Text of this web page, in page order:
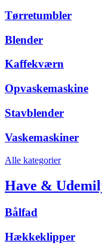
Tørretumbler
Blender
Kaffekværn
Opvaskemaskine
Stavblender
Vaskemaskiner
Alle kategorier
Have &
Bålfad
Hækkeklipper